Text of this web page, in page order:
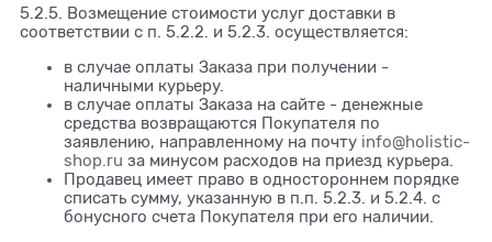
5.2.5. Возмещение стоимости услуг доставки в
соответствии с п. 5.2.2. и 5.2.3. осуществляется:
в случае оплаты Заказа при получении -
наличными курьеру.
в случае оплаты Заказа на сайте - денежные
средства возвращаются Покупателя по
заявлению, направленному на почту info@holistic-
shop.ru за минусом расходов на приезд курьера.
Продавец имеет право в одностороннем порядке
списать сумму, указанную в п.п. 5.2.3. и 5.2.4. с
бонусного счета Покупателя при его наличии.